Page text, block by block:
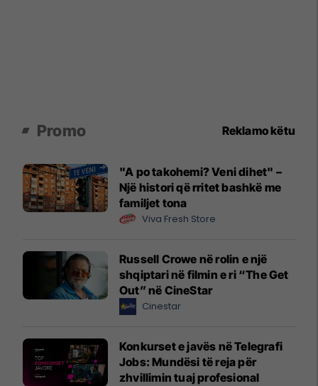
Promo Reklamo këtu
"A po takohemi? Veni dihet" –
Një histori që rritet bashkë me
familjet tona
Viva Fresh Store
Russell Crowe në rolin e një
shqiptari në filmin e ri “The Get
Out” në CineStar
Cinestar
Konkurset e javës në Telegrafi
Jobs: Mundësi të reja për
zhvillimin tuaj profesional